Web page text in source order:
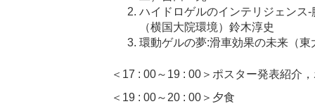
ハイドロゲルのインテリジェンス
（横国大院環境）鈴木淳史
環動ゲルの夢:滑車効果の未来（
＜17 : 00～19 : 00＞ポスター発表紹介
＜19 : 00～20 : 00＞夕食